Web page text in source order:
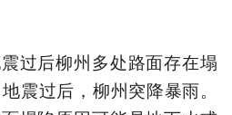
过后柳州多处路面存在塌
震过后，柳州突降暴雨。